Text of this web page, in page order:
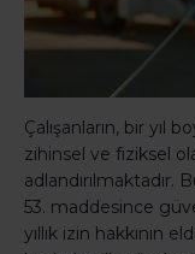
Çalışanların, bir yıl
zihinsel ve fiziksel
adlandırılmaktadır.
53. maddesince
yıllık izin hakkının